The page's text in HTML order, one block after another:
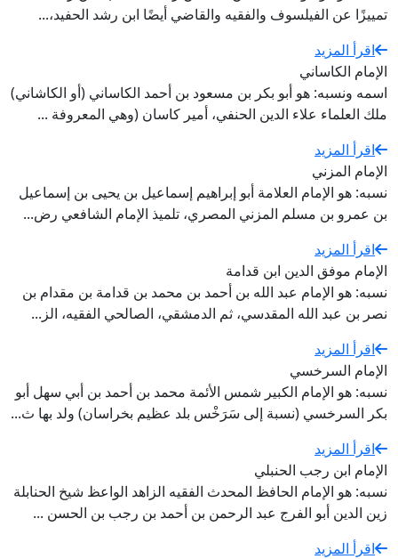
تمييزًا عن الفيلسوف والفقيه والقاضي أيضًا ابن رشد الحفيد،...
اقرأ المزيد
الإمام الكاساني
اسمه ونسبه: هو أبو بكر بن مسعود بن أحمد الكاساني (أو الكاشاني)
ملك العلماء علاء الدين الحنفي، أمير كاسان (وهي المعروفة ...
اقرأ المزيد
الإمام المزني
نسبه: هو الإمام العلامة أبو إبراهيم إسماعيل بن يحيى بن إسماعيل
بن عمرو بن مسلم المزني المصري، تلميذ الإمام الشافعي رض...
اقرأ المزيد
الإمام موفق الدين ابن قدامة
نسبه: هو الإمام عبد الله بن أحمد بن محمد بن قدامة بن مقدام بن
نصر بن عبد الله المقدسي، ثم الدمشقي، الصالحي الفقيه، الز...
اقرأ المزيد
الإمام السرخسي
نسبه: هو الإمام الكبير شمس الأئمة محمد بن أحمد بن أبي سهل أبو
بكر السرخسي (نسبة إلى سَرَخْس بلد عظيم بخراسان) ولد بها ث...
اقرأ المزيد
الإمام ابن رجب الحنبلي
نسبه: هو الإمام الحافظ المحدث الفقيه الزاهد الواعظ شيخ الحنابلة
زين الدين أبو الفرج عبد الرحمن بن أحمد بن رجب بن الحسن ...
اقرأ المزيد